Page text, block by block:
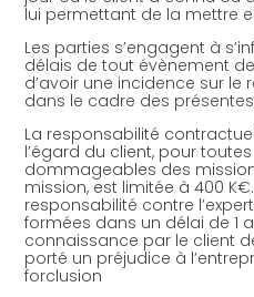
lui permettant de la mettre
Les parties s’engagent à
délais de tout évènement
d’avoir une incidence sur
dans le cadre des
La responsabilité
l’égard du client, pour
dommageables des
mission, est limitée à 400
responsabilité contre
formées dans un délai de 1
connaissance par le client
porté un préjudice à
forclusion